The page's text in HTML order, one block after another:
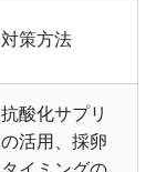
対策方法
抗酸化サプリ
の活用、採卵